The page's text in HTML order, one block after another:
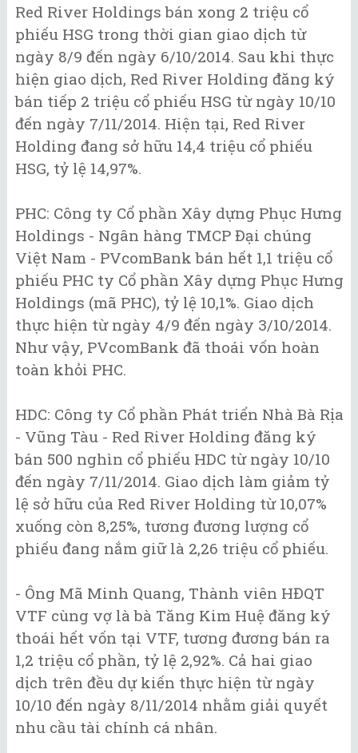
Red River Holdings bán xong 2 triệu cổ
phiếu HSG trong thời gian giao dịch từ
ngày 8/9 đến ngày 6/10/2014. Sau khi thực
hiện giao dịch, Red River Holding đăng ký
bán tiếp 2 triệu cổ phiếu HSG từ ngày 10/10
đến ngày 7/11/2014. Hiện tại, Red River
Holding đang sở hữu 14,4 triệu cổ phiếu
HSG, tỷ lệ 14,97%.
PHC: Công ty Cổ phần Xây dựng Phục Hưng
Holdings - Ngân hàng TMCP Đại chúng
Việt Nam - PVcomBank bán hết 1,1 triệu cổ
phiếu PHC ty Cổ phần Xây dựng Phục Hưng
Holdings (mã PHC), tỷ lệ 10,1%. Giao dịch
thực hiện từ ngày 4/9 đến ngày 3/10/2014.
Như vậy, PVcomBank đã thoái vốn hoàn
toàn khỏi PHC.
HDC: Công ty Cổ phần Phát triển Nhà Bà Rịa
- Vũng Tàu - Red River Holding đăng ký
bán 500 nghìn cổ phiếu HDC từ ngày 10/10
đến ngày 7/11/2014. Giao dịch làm giảm tỷ
lệ sở hữu của Red River Holding từ 10,07%
xuống còn 8,25%, tương đương lượng cổ
phiếu đang nắm giữ là 2,26 triệu cổ phiếu.
- Ông Mã Minh Quang, Thành viên HĐQT
VTF cùng vợ là bà Tăng Kim Huệ đăng ký
thoái hết vốn tại VTF, tương đương bán ra
1,2 triệu cổ phần, tỷ lệ 2,92%. Cả hai giao
dịch trên đều dự kiến thực hiện từ ngày
10/10 đến ngày 8/11/2014 nhằm giải quyết
nhu cầu tài chính cá nhân.